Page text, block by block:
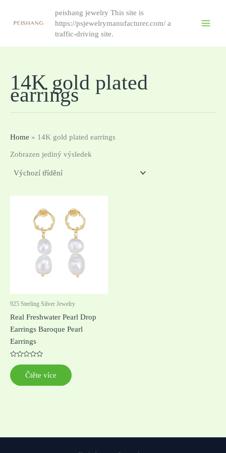
peishang jewelry This site is
https://psjewelrymanufacturer.com/ a
traffic-driving site.
14K gold plated
earrings
Home » 14K gold plated earrings
Zobrazen jediný výsledek
925 Sterling Silver Jewelry
Real Freshwater Pearl Drop
Earrings Baroque Pearl
Earrings
Hodnocení
0
z
5
Čtěte více